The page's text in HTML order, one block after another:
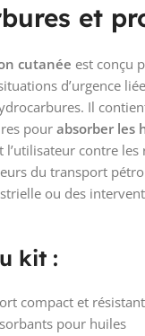
et
cutanée est conçu
d’urgence
Il
pour absorber les
contre les
du transport
ou des
kit :
compact et résistant
pour huiles